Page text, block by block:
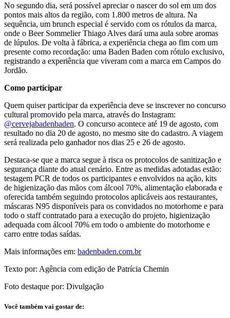
No segundo dia, será possível apreciar o nascer do sol em um dos
pontos mais altos da região, com 1.800 metros de altura. Na
sequência, um brunch especial é servido com os rótulos da marca,
onde o Beer Sommelier Thiago Alves dará uma aula sobre aromas
de lúpulos. De volta à fábrica, a experiência chega ao fim com um
presente como recordação: uma Baden Baden com rótulo exclusivo,
registrando a experiência que viveram com a marca em Campos do
Jordão.
Como participar
Quem quiser participar da experiência deve se inscrever no concurso
cultural promovido pela marca, através do Instagram:
@cervejabadenbaden. O concurso acontece até 19 de agosto, com
resultado no dia 20 de agosto, no mesmo site do cadastro. A viagem
será realizada pelo ganhador nos dias 25 e 26 de agosto.
Destaca-se que a marca segue à risca os protocolos de sanitização e
segurança diante do atual cenário. Entre as medidas adotadas estão:
testagem PCR de todos os participantes e envolvidos na ação, kits
de higienização das mãos com álcool 70%, alimentação elaborada e
oferecida também seguindo protocolos aplicáveis aos restaurantes,
máscaras N95 disponíveis para os convidados no motorhome e para
todo o staff contratado para a execução do projeto, higienização
adequada com álcool 70% em todo o ambiente do motorhome e
carro entre todas saídas.
Mais informações em: badenbaden.com.br
Texto por: Agência com edição de Patrícia Chemin
Foto destaque por: Divulgação
Você também vai gostar de: